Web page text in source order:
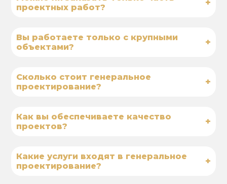
проектных работ?
+
Вы работаете только с крупными
объектами?
+
Сколько стоит генеральное
проектирование?
+
Как вы обеспечиваете качество
проектов?
+
Какие услуги входят в генеральное
проектирование?
+